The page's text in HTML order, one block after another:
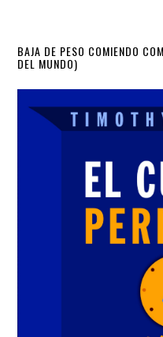
Primary
Sidebar
BAJA DE PESO COMIENDO
DEL MUNDO)